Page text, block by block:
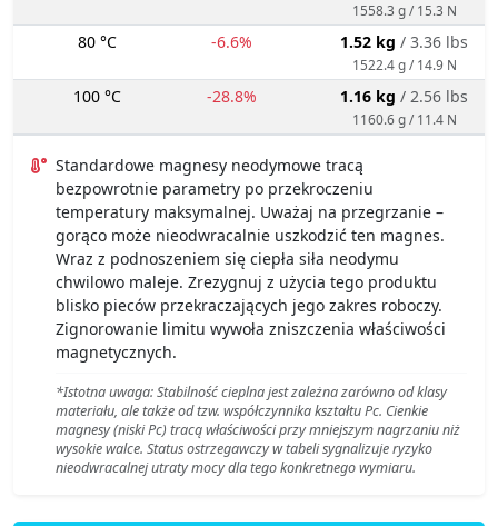
1558.3 g / 15.3 N
80 °C -6.6% 1.52 kg / 3.36 lbs
1522.4 g / 14.9 N
100 °C -28.8% 1.16 kg / 2.56 lbs
1160.6 g / 11.4 N
Standardowe magnesy neodymowe tracą
bezpowrotnie parametry po przekroczeniu
temperatury maksymalnej. Uważaj na przegrzanie –
gorąco może nieodwracalnie uszkodzić ten magnes.
Wraz z podnoszeniem się ciepła siła neodymu
chwilowo maleje. Zrezygnuj z użycia tego produktu
blisko pieców przekraczających jego zakres roboczy.
Zignorowanie limitu wywoła zniszczenia właściwości
magnetycznych.
*Istotna uwaga: Stabilność cieplna jest zależna zarówno od klasy
materiału, ale także od tzw. współczynnika kształtu Pc. Cienkie
magnesy (niski Pc) tracą właściwości przy mniejszym nagrzaniu niż
wysokie walce. Status ostrzegawczy w tabeli sygnalizuje ryzyko
nieodwracalnej utraty mocy dla tego konkretnego wymiaru.